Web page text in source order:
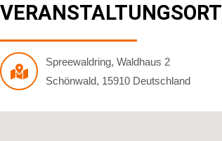
VERANSTALTUNGSORT
Spreewaldring, Waldhaus 2
Schönwald, 15910 Deutschland